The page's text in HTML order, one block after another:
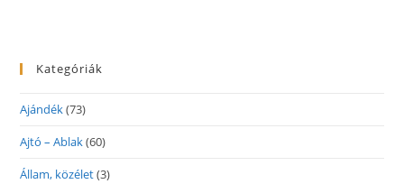
Kategóriák
Ajándék(73)
Ajtó – Ablak(60)
Állam, közélet(3)